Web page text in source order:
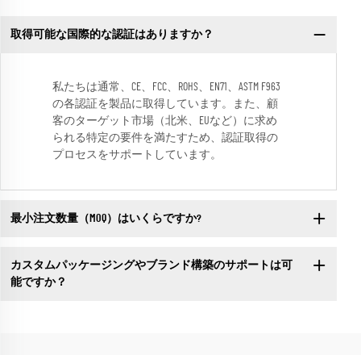
取得可能な国際的な認証はありますか？
私たちは通常、CE、FCC、ROHS、EN71、ASTM F963
の各認証を製品に取得しています。また、顧
客のターゲット市場（北米、EUなど）に求め
られる特定の要件を満たすため、認証取得の
プロセスをサポートしています。
最小注文数量（MOQ）はいくらですか?
カスタムパッケージングやブランド構築のサポートは可
能ですか？